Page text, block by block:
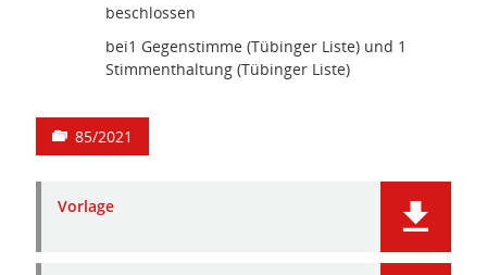
beschlossen
bei1 Gegenstimme (Tübinger Liste) und 1
Stimmenthaltung (Tübinger Liste)
85/2021
Vorlage